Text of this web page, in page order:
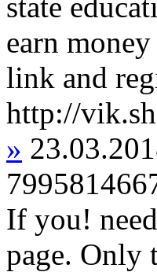
earn
link and
http://
»
If you!
page. Only